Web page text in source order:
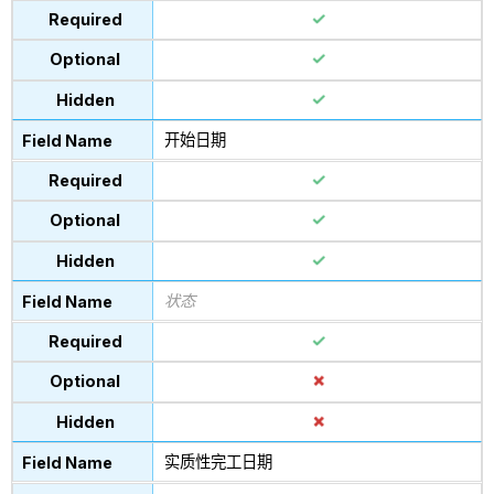
开始日期
状态
实质性完工日期